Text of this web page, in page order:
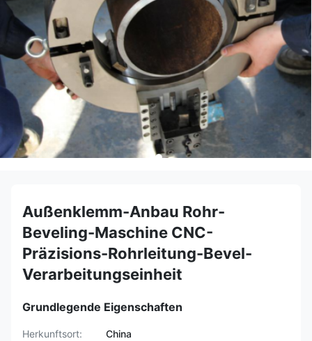
Außenklemm-Anbau Rohr-
Beveling-Maschine CNC-
Präzisions-Rohrleitung-Bevel-
Verarbeitungseinheit
Grundlegende Eigenschaften
Herkunftsort:
China